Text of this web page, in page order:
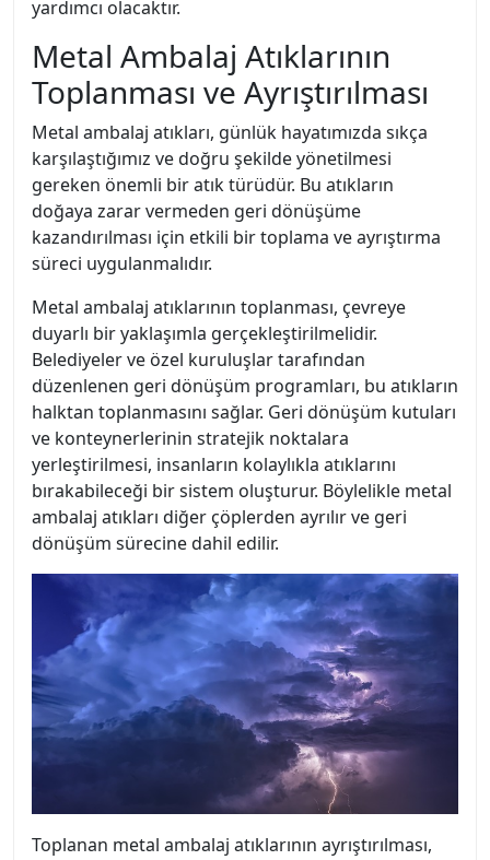
yardımcı olacaktır.
Metal Ambalaj Atıklarının
Toplanması ve Ayrıştırılması
Metal ambalaj atıkları, günlük hayatımızda sıkça
karşılaştığımız ve doğru şekilde yönetilmesi
gereken önemli bir atık türüdür. Bu atıkların
doğaya zarar vermeden geri dönüşüme
kazandırılması için etkili bir toplama ve ayrıştırma
süreci uygulanmalıdır.
Metal ambalaj atıklarının toplanması, çevreye
duyarlı bir yaklaşımla gerçekleştirilmelidir.
Belediyeler ve özel kuruluşlar tarafından
düzenlenen geri dönüşüm programları, bu atıkların
halktan toplanmasını sağlar. Geri dönüşüm kutuları
ve konteynerlerinin stratejik noktalara
yerleştirilmesi, insanların kolaylıkla atıklarını
bırakabileceği bir sistem oluşturur. Böylelikle metal
ambalaj atıkları diğer çöplerden ayrılır ve geri
dönüşüm sürecine dahil edilir.
Toplanan metal ambalaj atıklarının ayrıştırılması,